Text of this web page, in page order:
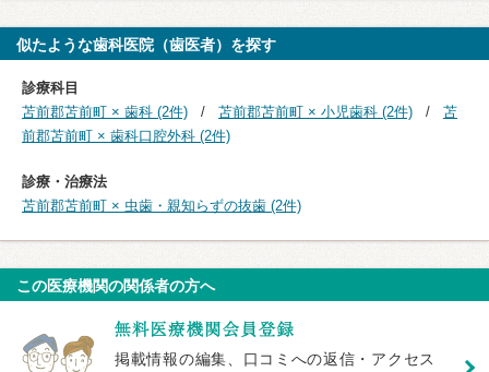
似たような歯科医院（歯医者）を探す
診療科目
苫前郡苫前町 × 歯科 (2件)
苫前郡苫前町 × 小児歯科 (2件)
苫
前郡苫前町 × 歯科口腔外科 (2件)
診療・治療法
苫前郡苫前町 × 虫歯・親知らずの抜歯 (2件)
この医療機関の関係者の方へ
掲載情報の編集、口コミへの返信・アクセス